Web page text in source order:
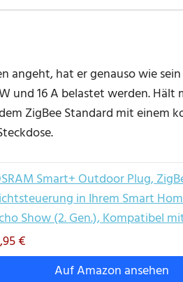
angeht, hat er genauso wie
und 16 A belastet werden.
ZigBee Standard mit einem
Smart+ Outdoor Plug,
in Ihrem Smart
Show (2. Gen.), Kompatibel
€
Auf Amazon ansehen